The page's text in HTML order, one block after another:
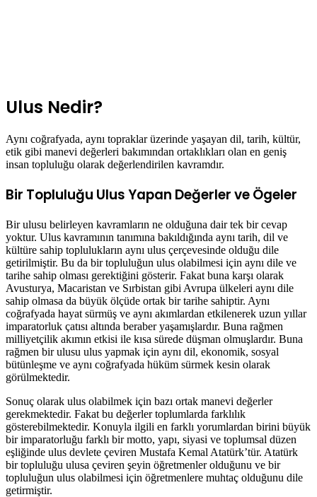
Ulus Nedir?
Aynı coğrafyada, aynı topraklar üzerinde yaşayan dil, tarih, kültür,
etik gibi manevi değerleri bakımından ortaklıkları olan en geniş
insan topluluğu olarak değerlendirilen kavramdır.
Bir Topluluğu Ulus Yapan Değerler ve Ögeler
Bir ulusu belirleyen kavramların ne olduğuna dair tek bir cevap
yoktur. Ulus kavramının tanımına bakıldığında aynı tarih, dil ve
kültüre sahip toplulukların aynı ulus çerçevesinde olduğu dile
getirilmiştir. Bu da bir topluluğun ulus olabilmesi için aynı dile ve
tarihe sahip olması gerektiğini gösterir. Fakat buna karşı olarak
Avusturya, Macaristan ve Sırbistan gibi Avrupa ülkeleri aynı dile
sahip olmasa da büyük ölçüde ortak bir tarihe sahiptir. Aynı
coğrafyada hayat sürmüş ve aynı akımlardan etkilenerek uzun yıllar
imparatorluk çatısı altında beraber yaşamışlardır. Buna rağmen
milliyetçilik akımın etkisi ile kısa sürede düşman olmuşlardır. Buna
rağmen bir ulusu ulus yapmak için aynı dil, ekonomik, sosyal
bütünleşme ve aynı coğrafyada hüküm sürmek kesin olarak
görülmektedir.
Sonuç olarak ulus olabilmek için bazı ortak manevi değerler
gerekmektedir. Fakat bu değerler toplumlarda farklılık
gösterebilmektedir. Konuyla ilgili en farklı yorumlardan birini büyük
bir imparatorluğu farklı bir motto, yapı, siyasi ve toplumsal düzen
eşliğinde ulus devlete çeviren Mustafa Kemal Atatürk’tür. Atatürk
bir topluluğu ulusa çeviren şeyin öğretmenler olduğunu ve bir
topluluğun ulus olabilmesi için öğretmenlere muhtaç olduğunu dile
getirmiştir.